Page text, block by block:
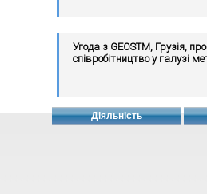
Угода з GEOSTM, Грузія, про
співробітництво у галузі
MoU з GUM, Польща, щодо
Діяльність